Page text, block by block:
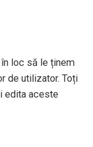
loc să le ținem
de utilizator. Toți
edita aceste